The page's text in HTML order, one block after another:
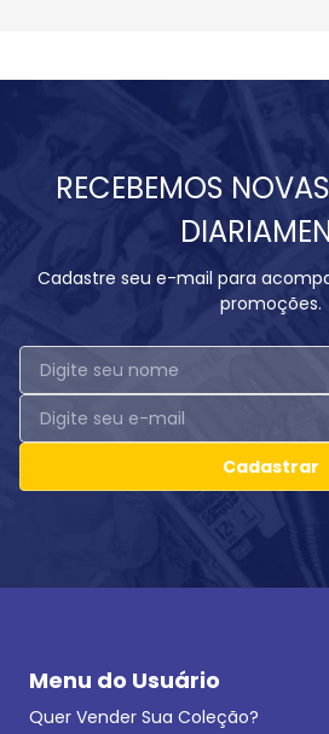
RECEBEMOS
Cadastre seu e-mail para
promoções.
Cadastrar
Menu do Usuário
Quer Vender Sua Coleção?